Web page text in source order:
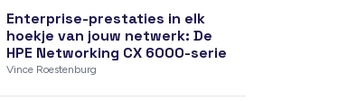
Enterprise-prestaties in elk
hoekje van jouw netwerk: De
HPE Networking CX 6000-serie
Vince Roestenburg